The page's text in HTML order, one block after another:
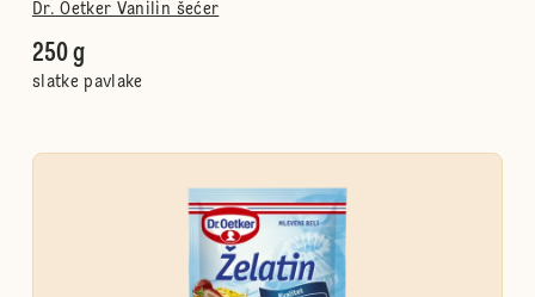
Dr. Oetker Vanilin šećer
250 g
slatke pavlake